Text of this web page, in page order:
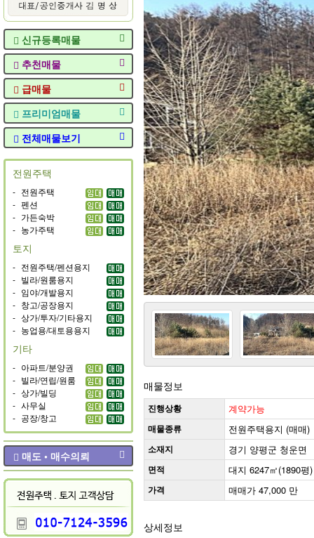
신규등록매물
추천매물
급매물
프리미엄매물
전체매물보기
전원주택
- 전원주택
- 펜션
- 가든숙박
- 농가주택
토지
- 전원주택/펜션용지
- 빌라/원룸용지
- 임야/개발용지
- 창고/공장용지
- 상가/투자/기타용지
- 농업용/대토용용지
기타
- 아파트/분양권
- 빌라/연립/원룸
- 상가/빌딩
- 사무실
- 공장/창고
매도 • 매수의뢰
매물정보
진행상황 계약가능
매물종류 전원주택용지 (매매)
소재지 경기 양평군 청운면
면적 대지 6247㎡(1890평)
가격 매매가 47,000 만
상세정보